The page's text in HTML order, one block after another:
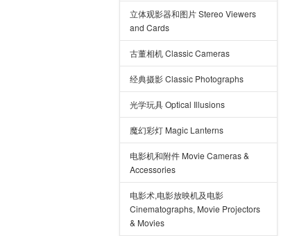
立体观影器和图片 Stereo Viewers
and Cards
古董相机 Classic Cameras
经典摄影 Classic Photographs
光学玩具 Optical Illusions
魔幻彩灯 Magic Lanterns
电影机和附件 Movie Cameras &
Accessories
电影术,电影放映机及电影
Cinematographs, Movie Projectors
& Movies